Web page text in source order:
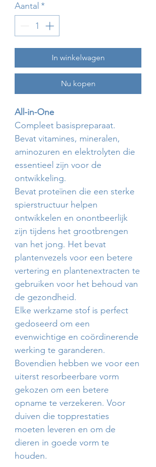
Aantal *
In winkelwagen
Nu kopen
All-in-One
Compleet basispreparaat.
Bevat vitamines, mineralen,
aminozuren en elektrolyten die
essentieel zijn voor de
ontwikkeling.
Bevat proteïnen die een sterke
spierstructuur helpen
ontwikkelen en onontbeerlijk
zijn tijdens het grootbrengen
van het jong. Het bevat
plantenvezels voor een betere
vertering en plantenextracten te
gebruiken voor het behoud van
de gezondheid.
Elke werkzame stof is perfect
gedoseerd om een
evenwichtige en coördinerende
werking te garanderen.
Bovendien hebben we voor een
uiterst resorbeerbare vorm
gekozen om een betere
opname te verzekeren. Voor
duiven die topprestaties
moeten leveren en om de
dieren in goede vorm te
houden.